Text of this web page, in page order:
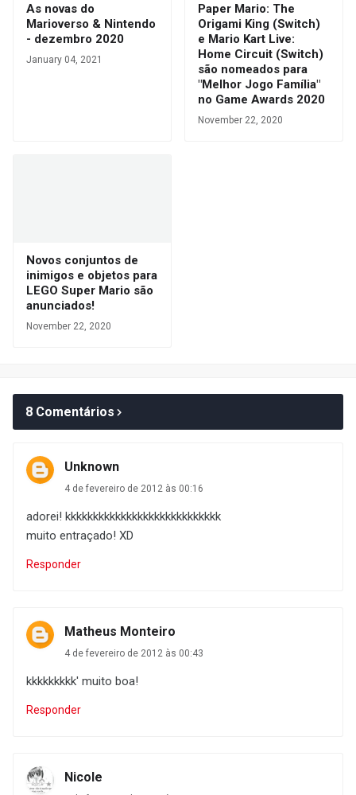
As novas do
Marioverso & Nintendo
- dezembro 2020
January 04, 2021
Paper Mario: The
Origami King (Switch)
e Mario Kart Live:
Home Circuit (Switch)
são nomeados para
"Melhor Jogo Família"
no Game Awards 2020
November 22, 2020
Novos conjuntos de
inimigos e objetos para
LEGO Super Mario são
anunciados!
November 22, 2020
8 Comentários
Unknown
4 de fevereiro de 2012 às 00:16
adorei! kkkkkkkkkkkkkkkkkkkkkkkkkkkk
muito entraçado! XD
Responder
Matheus Monteiro
4 de fevereiro de 2012 às 00:43
kkkkkkkkk' muito boa!
Responder
Nicole